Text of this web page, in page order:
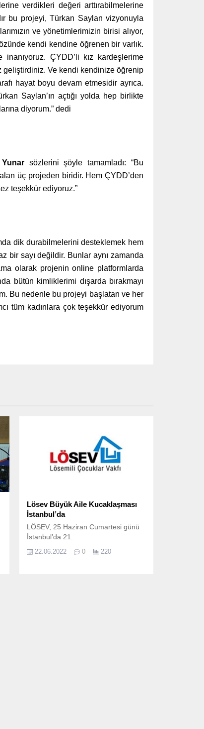
verdikleri değeri arttırabilmelerine
bu projeyi, Türkan Saylan vizyonuyla
ve yönetimlerimizin birisi alıyor,
kendi kendine öğrenen bir varlık.
ÇYDD’li kız kardeşlerime
geliştirdiniz. Ve kendi kendinize öğrenip
hayat boyu devam etmesidir ayrıca.
Saylan’ın açtığı yolda hep birlikte
diyorum.” dedi
Yunarsözlerini şöyle tamamladı: “Bu
üç projeden biridir. Hem ÇYDD’den
teşekkür ediyoruz.”
dik durabilmelerini desteklemek hem
bir sayı değildir. Bunlar aynı zamanda
olarak projenin online platformlarda
bütün kimliklerimi dışarda bırakmayı
Bu nedenle bu projeyi başlatan ve her
tüm kadınlara çok teşekkür ediyorum
Lösev Büyük Aile Kucaklaşması
İstanbul’da
LÖSEV, 25 Haziran Cumartesi günü
İstanbul’da 21.
22.06.2022 0 220